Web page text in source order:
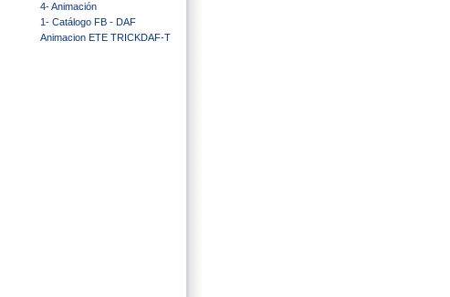
4- Animación
1- Catálogo FB - DAF
Animacion ETE TRICKDAF-T